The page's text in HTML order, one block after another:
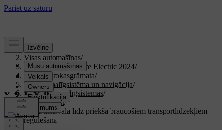
Atbalsts
Visas automašīnas/
XC40 Recharge Pure Electric 2024/
Lietotāja rokasgrāmata/
Vadītāja palīgsistēma un navigācija/
Braukšanas palīgsistēmas/
Pilot Assist/
Laika intervāla līdz priekšā braucošiem transportlīdzekļiem
regulēšana